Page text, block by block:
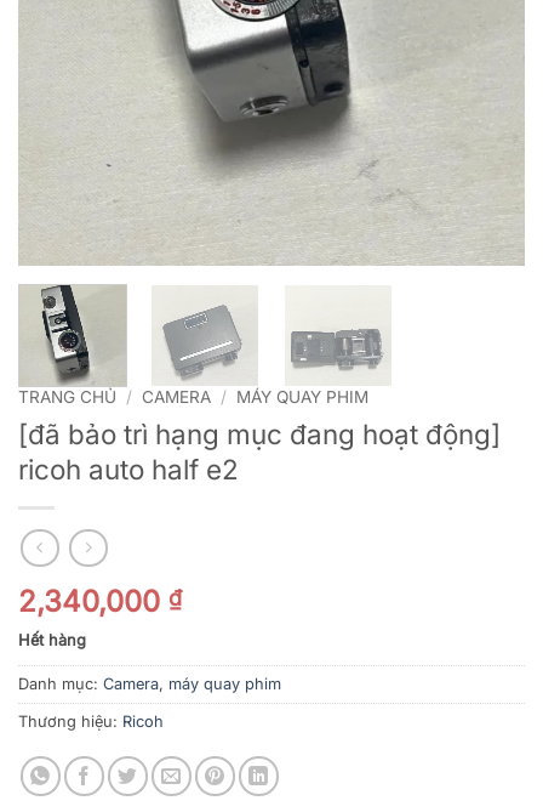
TRANG CHỦ / CAMERA / MÁY QUAY PHIM
[đã bảo trì hạng mục đang hoạt động]
ricoh auto half e2
2,340,000 ₫
Hết hàng
Danh mục: Camera, máy quay phim
Thương hiệu: Ricoh